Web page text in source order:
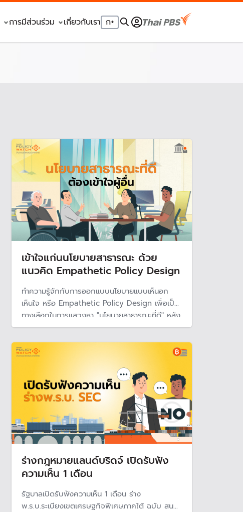
การมีส่วนร่วม เกี่ยวกับเรา ก+
เข้าใจแก่นนโยบายสาธารณะ ด้วย
แนวคิด Empathetic Policy Design
ทำความรู้จักกับการออกแบบนโยบายแบบเห็นอก
เห็นใจ หรือ Empathetic Policy Design เพื่อเป็น
ทางเลือกในการแสวงหา "นโยบายสาธารณะที่ดี" หลัง
จากในช่วงกว่าครึ่งศตวรรษหลาย ๆ นโยบายมัก
เพราะ "ถ้าสังคมไม่สุข ก็ไปต่อไม่รอด"
ร่างกฎหมายแลนด์บริดจ์ เปิดรับฟัง
ความเห็น 1 เดือน
รัฐบาลเปิดรับฟังความเห็น 1 เดือน ร่าง
พ.ร.บ.ระเบียงเขตเศรษฐกิจพิเศษภาคใต้ ฉบับ สนข.